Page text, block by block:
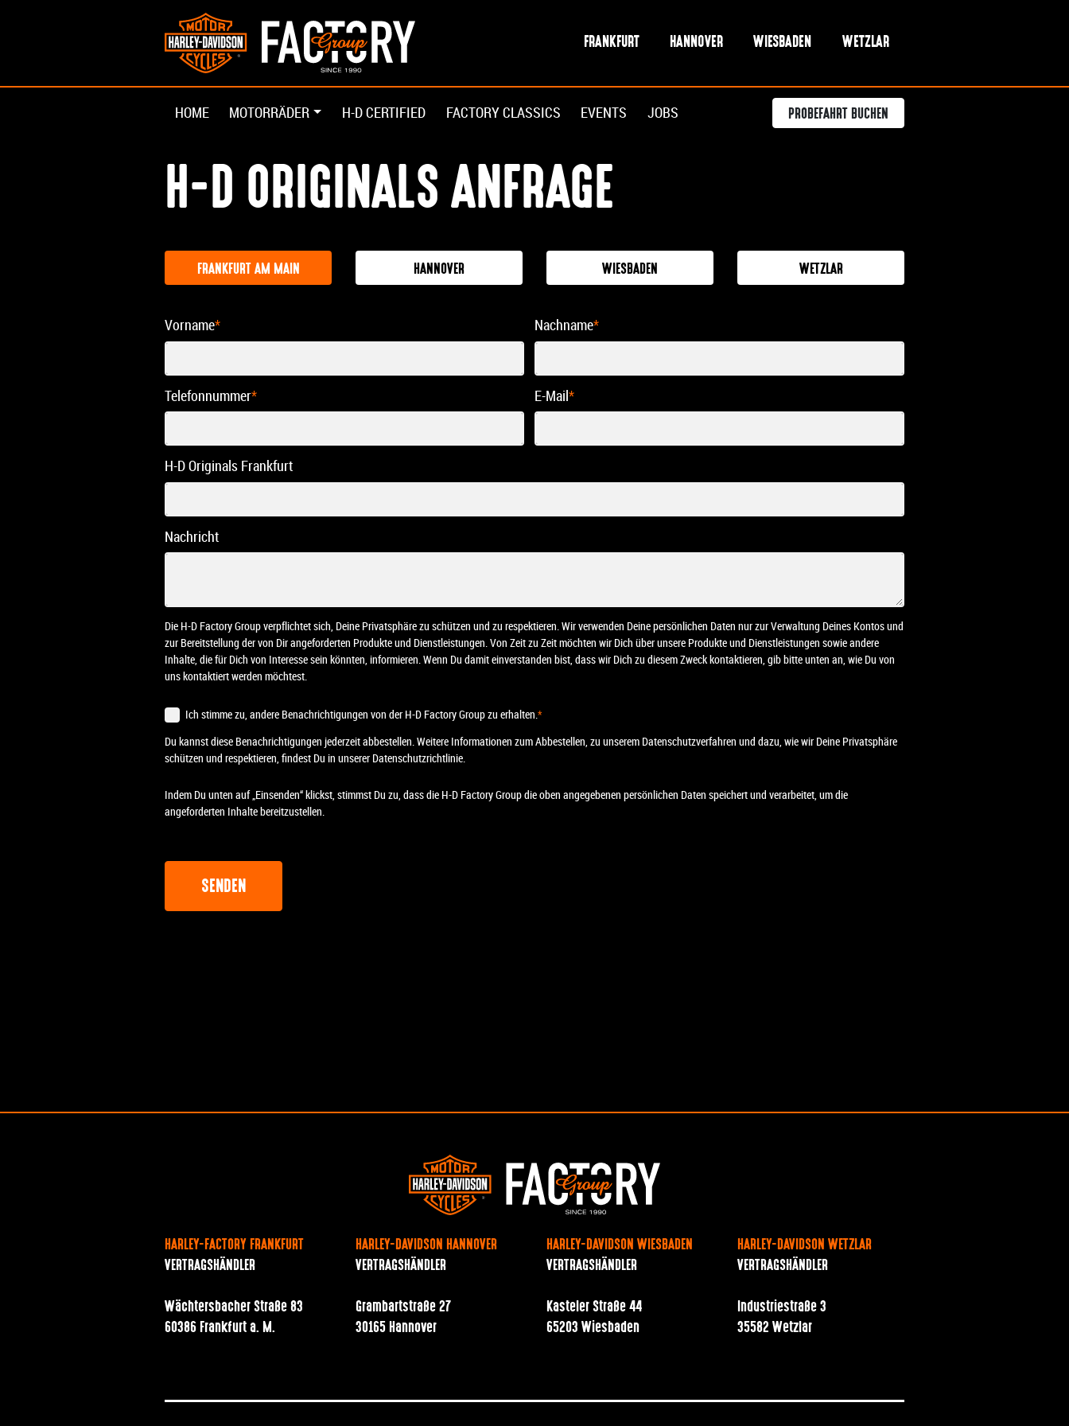
FRANKFURT HANNOVER WIESBADEN WETZLAR
HOME MOTORRÄDER H-D CERTIFIED FACTORY CLASSICS EVENTS JOBS PROBEFAHRT BUCHEN
H-D ORIGINALS ANFRAGE
FRANKFURT AM MAIN HANNOVER WIESBADEN WETZLAR
Vorname* Nachname*
Telefonnummer* E-Mail*
H-D Originals Frankfurt
Nachricht
Die H-D Factory Group verpflichtet sich, Deine Privatsphäre zu schützen und zu respektieren. Wir verwenden Deine persönlichen Daten nur zur Verwaltung Deines Kontos und
zur Bereitstellung der von Dir angeforderten Produkte und Dienstleistungen. Von Zeit zu Zeit möchten wir Dich über unsere Produkte und Dienstleistungen sowie andere
Inhalte, die für Dich von Interesse sein könnten, informieren. Wenn Du damit einverstanden bist, dass wir Dich zu diesem Zweck kontaktieren, gib bitte unten an, wie Du von
uns kontaktiert werden möchtest.
Ich stimme zu, andere Benachrichtigungen von der H-D Factory Group zu erhalten.*
Du kannst diese Benachrichtigungen jederzeit abbestellen. Weitere Informationen zum Abbestellen, zu unserem Datenschutzverfahren und dazu, wie wir Deine Privatsphäre
schützen und respektieren, findest Du in unserer Datenschutzrichtlinie.
Indem Du unten auf „Einsenden“ klickst, stimmst Du zu, dass die H-D Factory Group die oben angegebenen persönlichen Daten speichert und verarbeitet, um die
angeforderten Inhalte bereitzustellen.
HARLEY-FACTORY FRANKFURT
VERTRAGSHÄNDLER
Wächtersbacher Straße 83
60386 Frankfurt a. M.
HARLEY-DAVIDSON HANNOVER
VERTRAGSHÄNDLER
Grambartstraße 27
30165 Hannover
HARLEY-DAVIDSON WIESBADEN
VERTRAGSHÄNDLER
Kasteler Straße 44
65203 Wiesbaden
HARLEY-DAVIDSON WETZLAR
VERTRAGSHÄNDLER
Industriestraße 3
35582 Wetzlar